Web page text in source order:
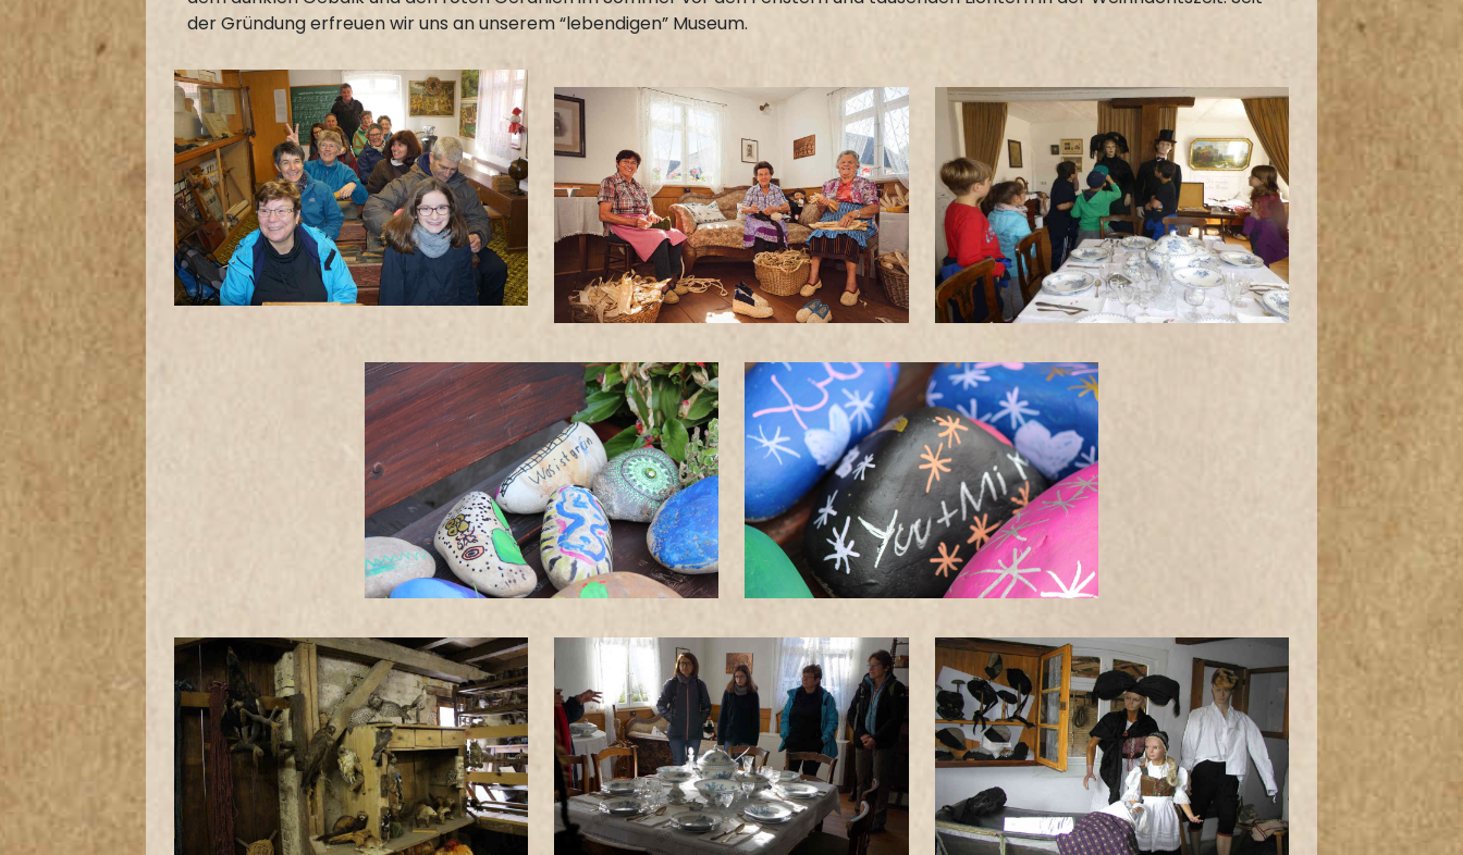
der Gründung erfreuen wir uns an unserem “lebendigen” Museum.